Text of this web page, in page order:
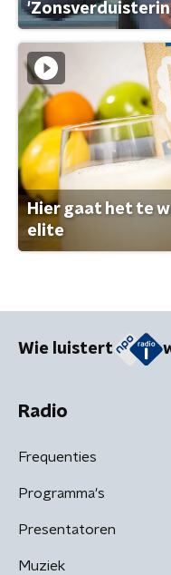
Hier gaat het te
elite
Wie luistert
Radio
Frequenties
Programma's
Presentatoren
Muziek